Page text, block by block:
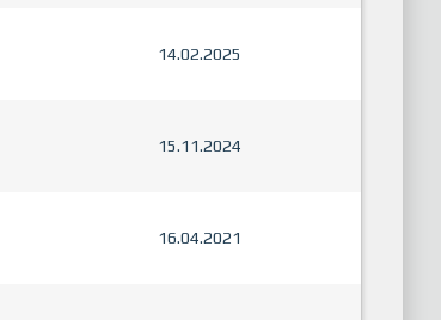
14.02.2025
15.11.2024
16.04.2021